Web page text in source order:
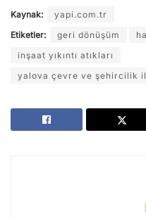
Kaynak:
yapi.com.tr
Etiketler:
geri dönüşüm
inşaat yıkıntı atıkları
yalova çevre ve şehircilik